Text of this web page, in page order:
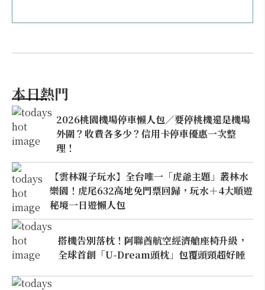
本日熱門
2026桃園機場停車懶人包／要停桃機還是機場
外圍？收費各多少？信用卡停車優惠一次整
理！
【雲林親子玩水】全台唯一「虎爺主題」叢林水
樂園！虎尾632高地免門票回歸，玩水＋4大順遊
秘境一日遊懶人包
搭機告別落枕！阿聯酋航空經濟艙座椅升級，
全球首創「U-Dream頭枕」包覆頭頸超好睡